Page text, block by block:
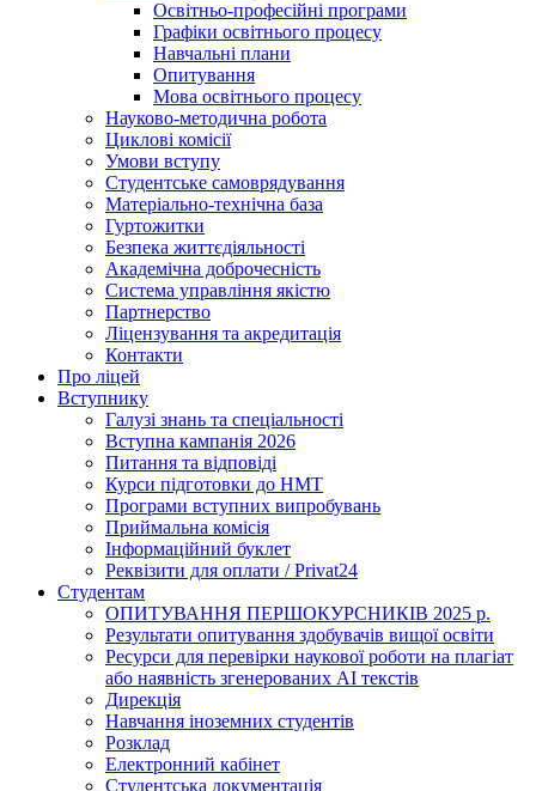
Освітньо-професійні програми
Графіки освітнього процесу
Навчальні плани
Опитування
Мова освітнього процесу
Науково-методична робота
Циклові комісії
Умови вступу
Студентське самоврядування
Матеріально-технічна база
Гуртожитки
Безпека життєдіяльності
Академічна доброчесність
Система управління якістю
Партнерство
Ліцензування та акредитація
Контакти
Про ліцей
Вступнику
Галузі знань та спеціальності
Вступна кампанія 2026
Питання та відповіді
Курси підготовки до НМТ
Програми вступних випробувань
Приймальна комісія
Інформаційний буклет
Реквізити для оплати / Privat24
Студентам
ОПИТУВАННЯ ПЕРШОКУРСНИКІВ 2025 р.
Результати опитування здобувачів вищої освіти
Ресурси для перевірки наукової роботи на плагіат
або наявність згенерованих АІ текстів
Дирекція
Навчання іноземних студентів
Розклад
Електронний кабінет
Студентська документація